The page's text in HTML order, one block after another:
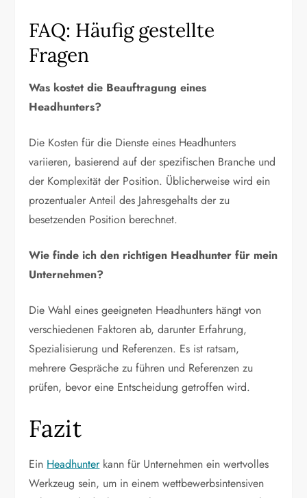
FAQ: Häufig gestellte
Fragen
Was kostet die Beauftragung eines
Headhunters?
Die Kosten für die Dienste eines Headhunters
variieren, basierend auf der spezifischen Branche und
der Komplexität der Position. Üblicherweise wird ein
prozentualer Anteil des Jahresgehalts der zu
besetzenden Position berechnet.
Wie finde ich den richtigen Headhunter für mein
Unternehmen?
Die Wahl eines geeigneten Headhunters hängt von
verschiedenen Faktoren ab, darunter Erfahrung,
Spezialisierung und Referenzen. Es ist ratsam,
mehrere Gespräche zu führen und Referenzen zu
prüfen, bevor eine Entscheidung getroffen wird.
Fazit
Ein Headhunterkann für Unternehmen ein wertvolles
Werkzeug sein, um in einem wettbewerbsintensiven